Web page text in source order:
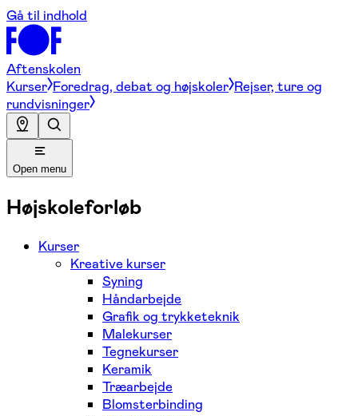
Gå til indhold
Aftenskolen
Kurser Foredrag, debat og højskoler Rejser, ture og
rundvisninger
Open menu
Højskoleforløb
Kurser
Kreative kurser
Syning
Håndarbejde
Grafik og trykketeknik
Malekurser
Tegnekurser
Keramik
Træarbejde
Blomsterbinding